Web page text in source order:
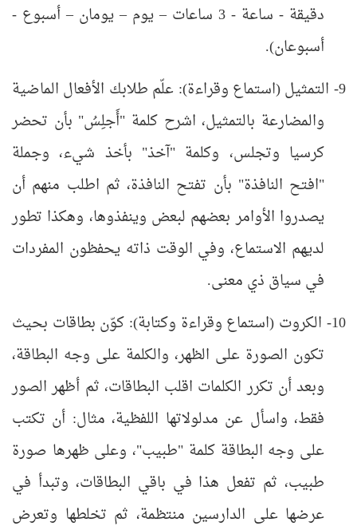
دقيقة - ساعة - 3 ساعات – يوم – يومان – أسبوع -
أسبوعان).
9- التمثيل (استماع وقراءة): علّم طلابك الأفعال الماضية
والمضارعة بالتمثيل، اشرح كلمة "أَجلِسُ" بأن تحضر
كرسيا وتجلس، وكلمة "آخذ" بأخذ شيء، وجملة
"افتح النافذة" بأن تفتح النافذة، ثم اطلب منهم أن
يصدروا الأوامر بعضهم لبعض وينفذوها، وهكذا تطور
لديهم الاستماع، وفي الوقت ذاته يحفظون المفردات
في سياق ذي معنى.
10- الكروت (استماع وقراءة وكتابة): كوّن بطاقات بحيث
تكون الصورة على الظهر، والكلمة على وجه البطاقة،
وبعد أن تكرر الكلمات اقلب البطاقات، ثم أظهر الصور
فقط، واسأل عن مدلولاتها اللفظية، مثال: أن تكتب
على وجه البطاقة كلمة "طبيب"، وعلى ظهرها صورة
طبيب، ثم تفعل هذا في باقي البطاقات، وتبدأ في
عرضها على الدارسين منتظمة، ثم تخلطها وتعرض